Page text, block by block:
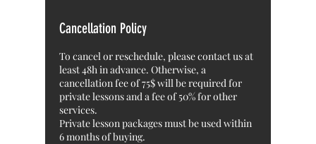
Cancellation Policy
To cancel or reschedule, please contact us at
least 48h in advance. Otherwise, a
cancellation fee of 75$ will be required for
private lessons and a fee of 50% for other
services.
Private lesson packages must be used within
6 months of buying.